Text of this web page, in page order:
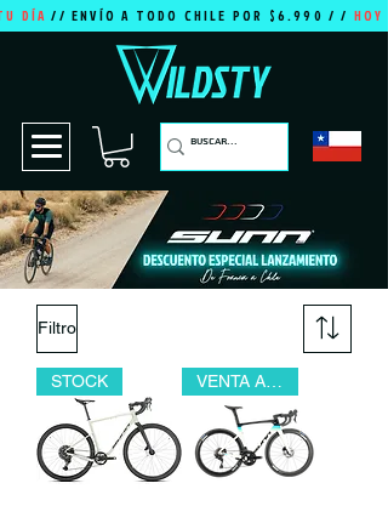
DÍA// ENVÍO A TODO CHILE POR $6.990 / /
Filtro
STOCK